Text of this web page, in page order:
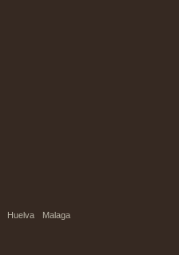
Huelva Malaga